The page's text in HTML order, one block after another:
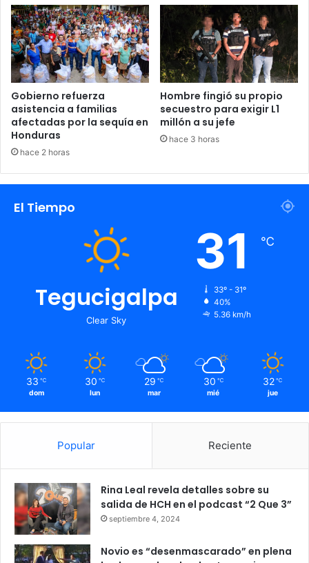
de emitir un dictamen oficial.
Las autoridades también confirmaron que ya han recibido
los reportes clínicos tanto de un centro privado como del
hospital público involucrados en el caso.
El país espera respuestas
Mientras tanto, el cuerpo de la presentadora ya fue
Gobierno refuerza
asistencia a familias
afectadas por la sequía en
Honduras
hace 2 horas
Hombre fingió su propio
secuestro para exigir L1
millón a su jefe
hace 3 horas
El Tiempo
Tegucigalpa
Clear Sky
31 ℃
33º - 31º
40%
5.36 km/h
33 ℃
dom
30 ℃
lun
29 ℃
mar
30 ℃
mié
32 ℃
jue
Popular Reciente
Rina Leal revela detalles sobre su
salida de HCH en el podcast “2 Que 3”
septiembre 4, 2024
Novio es “desenmascarado” en plena